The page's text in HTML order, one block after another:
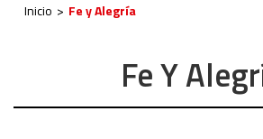
Inicio Fe y Alegría
Fe Y